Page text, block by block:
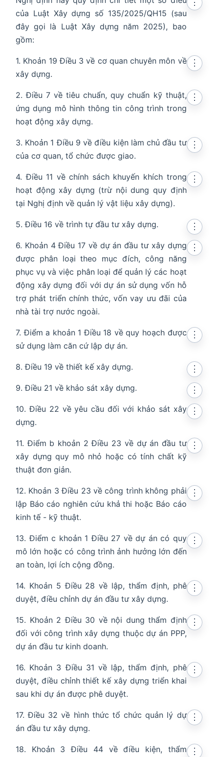
của Luật Xây dựng số 135/2025/QH15 (sau
đây gọi là Luật Xây dựng năm 2025), bao
gồm:
⋮
1. Khoản 19 Điều 3 về cơ quan chuyên môn về
xây dựng.
⋮
2. Điều 7 về tiêu chuẩn, quy chuẩn kỹ thuật,
ứng dụng mô hình thông tin công trình trong
hoạt động xây dựng.
⋮
3. Khoản 1 Điều 9 về điều kiện làm chủ đầu tư
của cơ quan, tổ chức được giao.
⋮
4. Điều 11 về chính sách khuyến khích trong
hoạt động xây dựng (trừ nội dung quy định
tại Nghị định về quản lý vật liệu xây dựng).
⋮
5. Điều 16 về trình tự đầu tư xây dựng.
⋮
6. Khoản 4 Điều 17 về dự án đầu tư xây dựng
được phân loại theo mục đích, công năng
phục vụ và việc phân loại để quản lý các hoạt
động xây dựng đối với dự án sử dụng vốn hỗ
trợ phát triển chính thức, vốn vay ưu đãi của
nhà tài trợ nước ngoài.
⋮
7. Điểm a khoản 1 Điều 18 về quy hoạch được
sử dụng làm căn cứ lập dự án.
⋮
8. Điều 19 về thiết kế xây dựng.
⋮
9. Điều 21 về khảo sát xây dựng.
⋮
10. Điều 22 về yêu cầu đối với khảo sát xây
dựng.
⋮
11. Điểm b khoản 2 Điều 23 về dự án đầu tư
xây dựng quy mô nhỏ hoặc có tính chất kỹ
thuật đơn giản.
⋮
12. Khoản 3 Điều 23 về công trình không phải
lập Báo cáo nghiên cứu khả thi hoặc Báo cáo
kinh tế - kỹ thuật.
⋮
13. Điểm c khoản 1 Điều 27 về dự án có quy
mô lớn hoặc có công trình ảnh hưởng lớn đến
an toàn, lợi ích cộng đồng.
⋮
14. Khoản 5 Điều 28 về lập, thẩm định, phê
duyệt, điều chỉnh dự án đầu tư xây dựng.
⋮
15. Khoản 2 Điều 30 về nội dung thẩm định
đối với công trình xây dựng thuộc dự án PPP,
dự án đầu tư kinh doanh.
⋮
16. Khoản 3 Điều 31 về lập, thẩm định, phê
duyệt, điều chỉnh thiết kế xây dựng triển khai
sau khi dự án được phê duyệt.
⋮
17. Điều 32 về hình thức tổ chức quản lý dự
án đầu tư xây dựng.
⋮
18. Khoản 3 Điều 44 về điều kiện, thẩm
⋮